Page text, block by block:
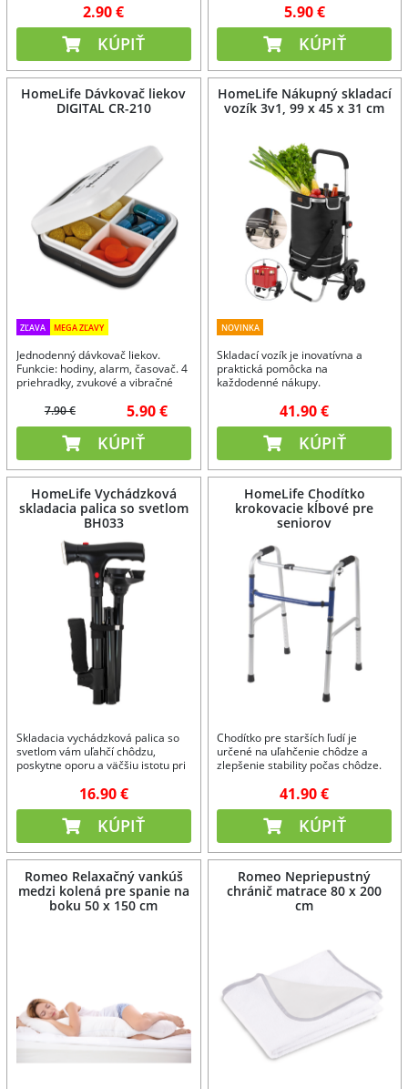
2.90 €
KÚPIŤ
5.90 €
KÚPIŤ
HomeLife Dávkovač liekov
DIGITAL CR-210
ZĽAVA MEGA ZĽAVY
Jednodenný dávkovač liekov.
Funkcie: hodiny, alarm, časovač. 4
priehradky, zvukové a vibračné
7.90 €
5.90 €
KÚPIŤ
HomeLife Nákupný skladací
vozík 3v1, 99 x 45 x 31 cm
NOVINKA
Skladací vozík je inovatívna a
praktická pomôcka na
každodenné nákupy.
41.90 €
KÚPIŤ
HomeLife Vychádzková
skladacia palica so svetlom
BH033
Skladacia vychádzková palica so
svetlom vám uľahčí chôdzu,
poskytne oporu a väčšiu istotu pri
16.90 €
KÚPIŤ
HomeLife Chodítko
krokovacie kĺbové pre
seniorov
Chodítko pre starších ľudí je
určené na uľahčenie chôdze a
zlepšenie stability počas chôdze.
41.90 €
KÚPIŤ
Romeo Relaxačný vankúš
medzi kolená pre spanie na
boku 50 x 150 cm
Romeo Nepriepustný
chránič matrace 80 x 200
cm